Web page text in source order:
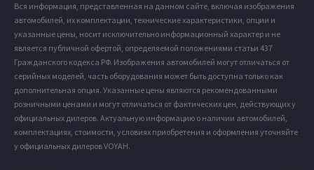
Вся информация, представленная на данном сайте, включая изображения
автомобилей, их комплектации, технические характеристики, опции и
указанные цены, носит исключительно информационный характер и не
является публичной офертой, определяемой положениями статьи 437
Гражданского кодекса РФ. Изображения автомобилей могут отличаться от
серийных моделей, часть оборудования может быть доступна только как
дополнительная опция. Указанные цены являются рекомендованными
розничными ценами и могут отличаться от фактических цен, действующих у
официальных дилеров. Актуальную информацию о наличии автомобилей,
комплектациях, стоимости, условиях приобретения и оформления уточняйте
у официальных дилеров VOYAH.